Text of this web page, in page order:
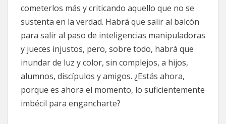
cometerlos más y criticando aquello que no se
sustenta en la verdad. Habrá que salir al balcón
para salir al paso de inteligencias manipuladoras
y jueces injustos, pero, sobre todo, habrá que
inundar de luz y color, sin complejos, a hijos,
alumnos, discípulos y amigos. ¿Estás ahora,
porque es ahora el momento, lo suficientemente
imbécil para engancharte?